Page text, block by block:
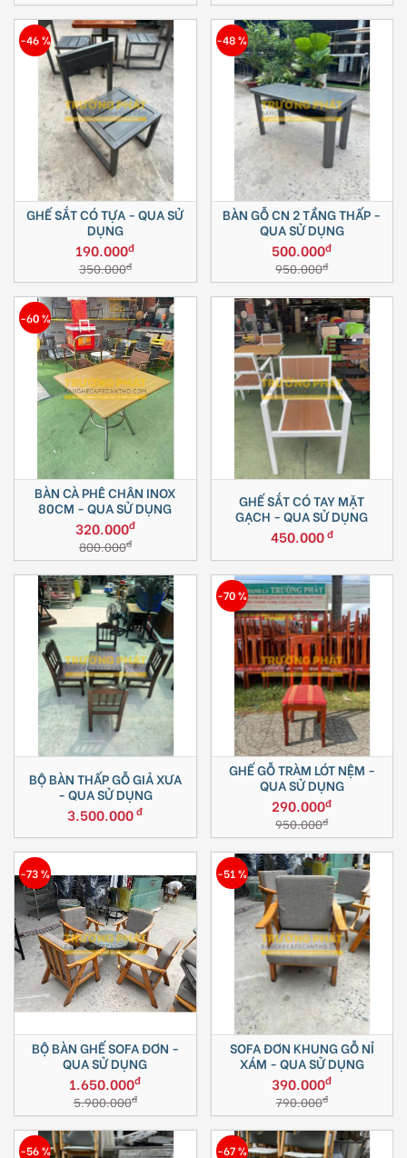
-46 %
GHẾ SẮT CÓ TỰA - QUA SỬ
DỤNG
190.000đ
350.000đ
-48 %
BÀN GỖ CN 2 TẦNG THẤP -
QUA SỬ DỤNG
500.000đ
950.000đ
-60 %
BÀN CÀ PHÊ CHÂN INOX
80CM - QUA SỬ DỤNG
320.000đ
800.000đ
GHẾ SẮT CÓ TAY MẶT
GẠCH - QUA SỬ DỤNG
450.000đ
BỘ BÀN THẤP GỖ GIẢ XƯA
- QUA SỬ DỤNG
3.500.000đ
-70 %
GHẾ GỖ TRÀM LÓT NỆM -
QUA SỬ DỤNG
290.000đ
950.000đ
-73 %
BỘ BÀN GHẾ SOFA ĐƠN -
QUA SỬ DỤNG
1.650.000đ
5.900.000đ
-51 %
SOFA ĐƠN KHUNG GỖ NỈ
XÁM - QUA SỬ DỤNG
390.000đ
790.000đ
-56 % -67 %